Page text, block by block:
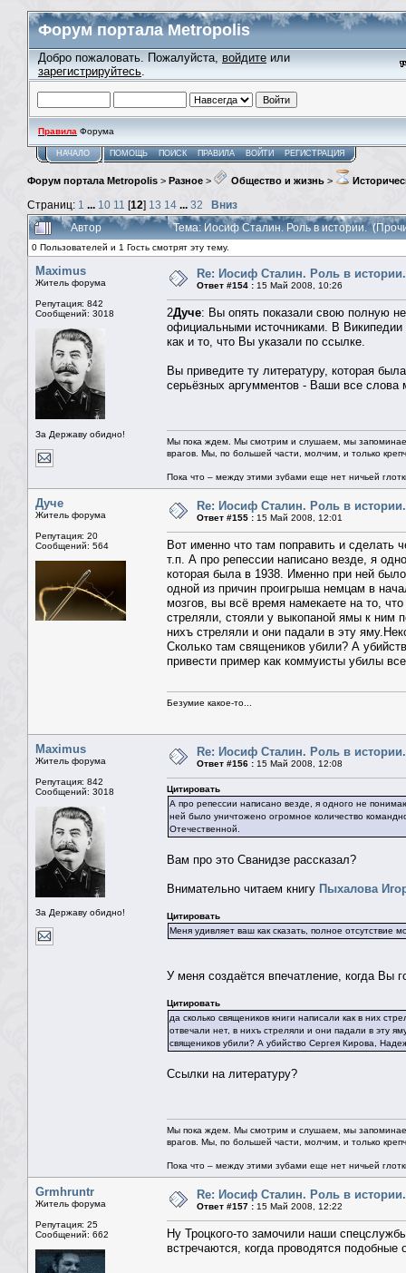
Форум портала Metropolis
Добро пожаловать. Пожалуйста, войдите или
зарегистрируйтесь.
Правила Форума
НАЧАЛО ПОМОЩЬ ПОИСК ПРАВИЛА ВОЙТИ РЕГИСТРАЦИЯ
Форум портала Metropolis > Разное > Общество и жизнь >
Страниц: 1 ... 10 11 [12] 13 14 ... 32
Вниз
Автор
Тема: Иосиф Сталин. Роль в истории.
0 Пользователей и 1 Гость смотрят эту тему.
Maximus
Житель форума
Репутация: 842
Сообщений: 3018
За Державу обидно!
Re: Иосиф Сталин. Роль в истории.
Ответ #154 : 15 Май 2008, 10:26
2Дуче: Вы опять показали свою полную
официальными источниками. В
как и то, что Вы указали по ссылке.
Вы приведите ту литературу, которая
серьёзных аргумментов - Ваши все слова
Мы пока ждем. Мы смотрим и слушаем, мы
врагов. Мы, по большей части, молчим, и только
Пока что – между этими зубами еще нет ничьей
Дуче
Житель форума
Репутация: 20
Сообщений: 564
Re: Иосиф Сталин. Роль в истории.
Ответ #155 : 15 Май 2008, 12:01
Вот именно что там поправить и сделать
т.п. А про репессии написано везде, я
которая была в 1938. Именно при ней
одной из причин проигрыша немцам в
мозгов, вы всё время намекаете на то,
стреляли, стояли у выкопаной ямы к ним
нихъ стреляли и они падали в эту
Сколько там священиков убили? А
привести пример как коммуисты убилы
Безумие какое-то...
Maximus
Житель форума
Репутация: 842
Сообщений: 3018
За Державу обидно!
Re: Иосиф Сталин. Роль в истории.
Ответ #156 : 15 Май 2008, 12:08
Цитировать
А про репессии написано везде, я одного не
ней было уничтожено огромное количество
Отечественной.
Вам про это Сванидзе рассказал?
Внимательно читаем книгу Пыхалова
Цитировать
Меня удивляет ваш как сказать, полное отсутствие
У меня создаётся впечатление, когда Вы
Цитировать
да сколько священиков книги написали как в них
отвечали нет, в нихъ стреляли и они падали в эту
священиков убили? А убийство Сергея Кирова,
Ссылки на литературу?
Мы пока ждем. Мы смотрим и слушаем, мы
врагов. Мы, по большей части, молчим, и только
Пока что – между этими зубами еще нет ничьей
Grmhruntr
Житель форума
Репутация: 25
Сообщений: 662
Re: Иосиф Сталин. Роль в истории.
Ответ #157 : 15 Май 2008, 12:22
Ну Троцкого-то замочили наши
встречаются, когда проводятся подобные